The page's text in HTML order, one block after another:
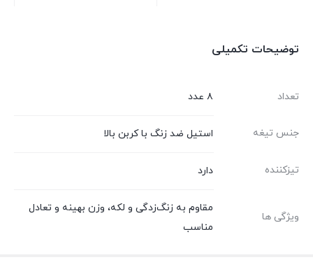
توضیحات تکمیلی
تعداد ۸ عدد
جنس تیغه استیل ضد زنگ با کربن بالا
تیزکننده دارد
ویژگی ها
مقاوم به زنگ‌زدگی و لکه، وزن بهینه و تعادل
مناسب